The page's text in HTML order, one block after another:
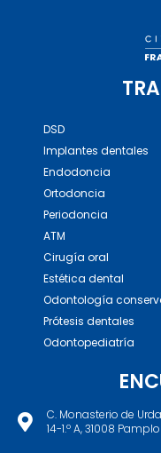
DSD
Implantes dentales
Endodoncia
Ortodoncia
Periodoncia
ATM
Cirugía oral
Estética dental
Odontología
Prótesis dentales
Odontopediatría
C. Monasterio de
14-1.º A, 31008